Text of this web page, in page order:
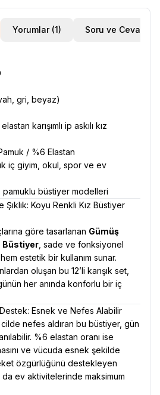
Yorumlar (1) Soru ve Cevap
gri, beyaz)
karışımlı ip askılı kız
/ %6 Elastan
iç giyim, okul, spor ve ev
pamuklu büstiyer modelleri
Koyu Renkli Kız Büstiyer
göre tasarlanan Gümüş
Büstiyer , sade ve fonksiyonel
estetik bir kullanım sunar.
oluşan bu 12’li karışık set,
her anında konforlu bir iç
Esnek ve Nefes Alabilir
nefes aldıran bu büstiyer, gün
%6 elastan oranı ise
ve vücuda esnek şekilde
özgürlüğünü destekleyen
da ev aktivitelerinde maksimum